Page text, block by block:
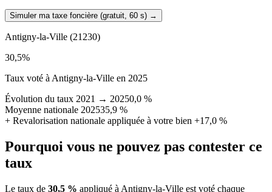
Simuler ma taxe foncière (gratuit, 60 s) →
Antigny-la-Ville (21230)
30,5%
Taux voté à Antigny-la-Ville en 2025
Évolution du taux 2021 → 20250,0 %
Moyenne nationale 202535,9 %
+ Revalorisation nationale appliquée à votre bien +17,0 %
Pourquoi vous ne pouvez pas contester ce
taux
Le taux de 30,5 % appliqué à Antigny-la-Ville est voté chaque